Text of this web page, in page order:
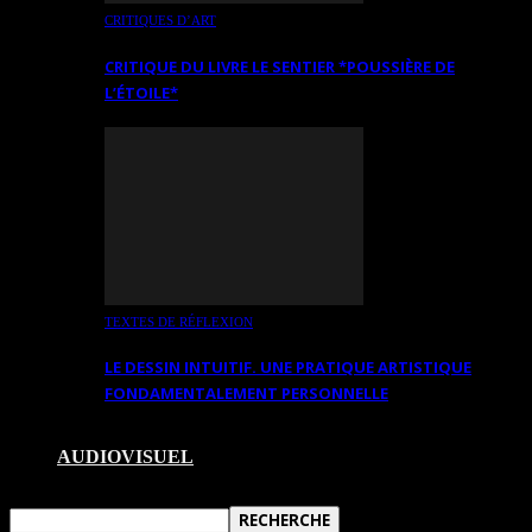
CRITIQUES D’ART
CRITIQUE DU LIVRE LE SENTIER *POUSSIÈRE DE
L’ÉTOILE*
TEXTES DE RÉFLEXION
LE DESSIN INTUITIF. UNE PRATIQUE ARTISTIQUE
FONDAMENTALEMENT PERSONNELLE
AUDIOVISUEL